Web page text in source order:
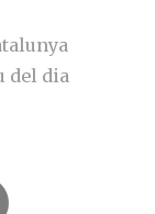
del dia